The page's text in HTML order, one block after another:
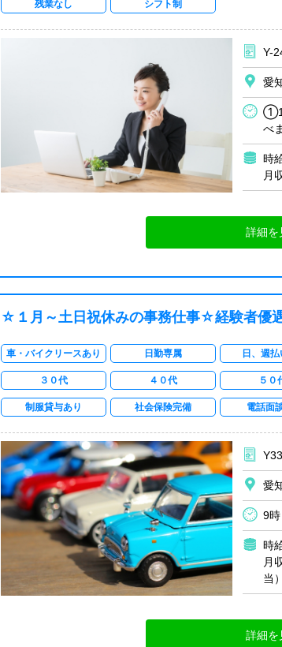
残業なし シフト制
Y-
愛
べ
時
月
詳細を
☆１月～土日祝休みの事務仕事☆経験者優
車・バイクリースあり 日勤専属 日、週
３０代 ４０代 ５０
制服貸与あり 社会保険完備 電話面
愛
9
時
月
当）
詳細を